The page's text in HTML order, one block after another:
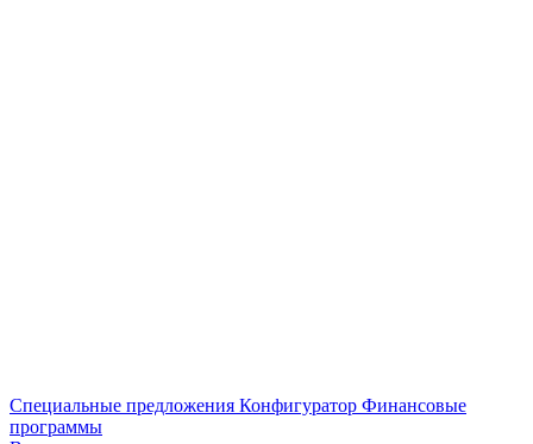
Специальные предложения Конфигуратор Финансовые
программы